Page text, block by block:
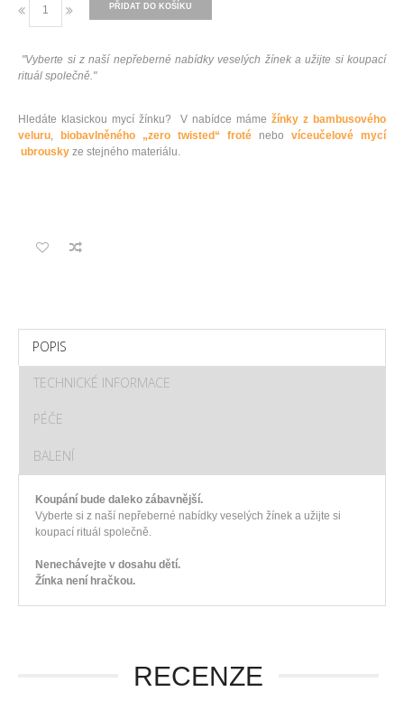
PŘIDAT DO KOŠÍKU
"Vyberte si z naší nepřeberné nabídky veselých žínek a užijte si koupací
rituál společně."
Hledáte klasickou mycí žínku? V nabídce máme žínky z bambusového
veluru, biobavlněného „zero twisted“ froté nebo víceučelové mycí
ubrousky ze stejného materiálu.
POPIS
TECHNICKÉ INFORMACE
PÉČE
BALENÍ
Koupání bude daleko zábavnější.
Vyberte si z naší nepřeberné nabídky veselých žínek a užijte si
koupací rituál společně.
Nenechávejte v dosahu dětí.
Žínka není hračkou.
RECENZE